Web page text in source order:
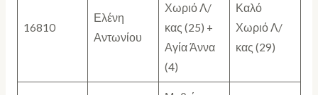
16810
Ελένη
Αντωνίου
Χωριό Λ/
κας (25) +
Αγία Άννα
(4)
Καλό
Χωριό Λ/
κας (29)